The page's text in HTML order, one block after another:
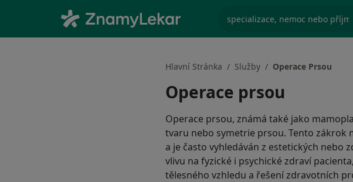
specializace, nemoc nebo
Hlavní Stránka Služby Operace Prsou
Operace prsou
Operace prsou, známá také jako
tvaru nebo symetrie prsou. Tento zákrok
a je často vyhledáván z estetických nebo
vlivu na fyzické i psychické zdraví
tělesného vzhledu a řešení zdravotních